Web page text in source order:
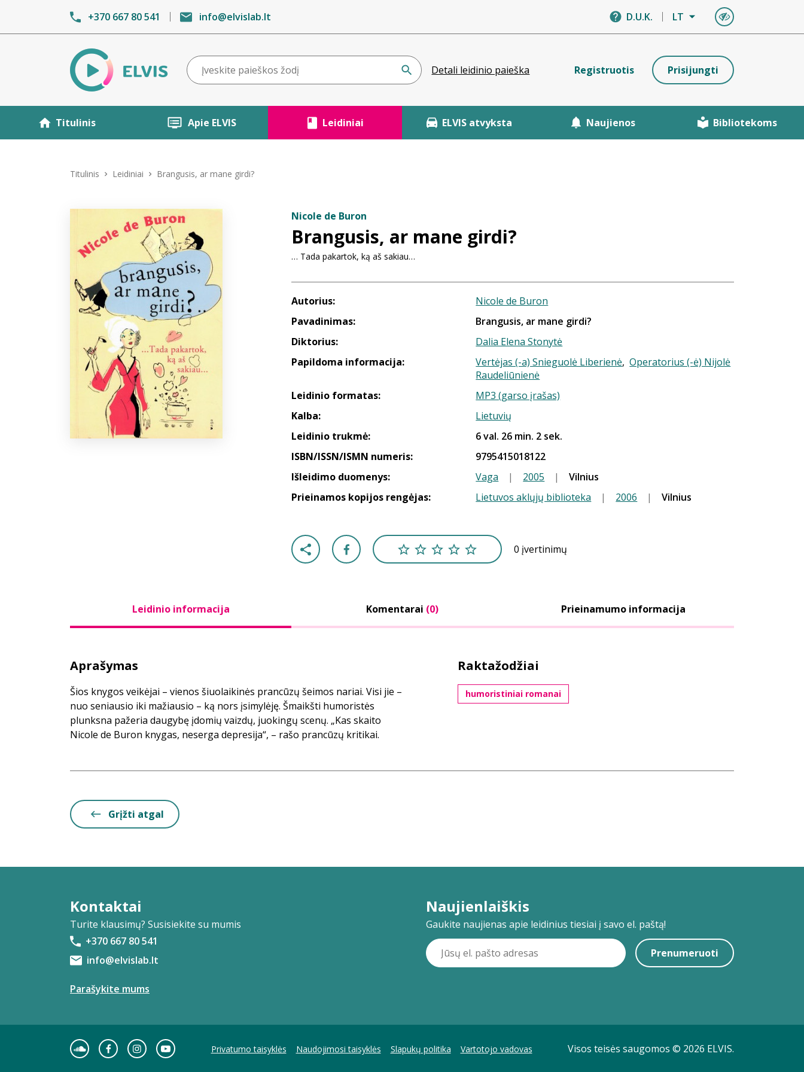
+370 667 80 541 info@elvislab.lt D.U.K. LT
Detali leidinio paieška Registruotis Prisijungti
Titulinis Apie ELVIS Leidiniai ELVIS atvyksta Naujienos Bibliotekoms
Titulinis Leidiniai Brangusis, ar mane girdi?
Nicole de Buron
Brangusis, ar mane girdi?
… Tada pakartok, ką aš sakiau…
Autorius:
Nicole de Buron
Pavadinimas:
Brangusis, ar mane girdi?
Diktorius:
Dalia Elena Stonytė
Papildoma informacija:
Vertėjas (-a) Snieguolė Liberienė,Operatorius (-ė) Nijolė
Raudeliūnienė
Leidinio formatas:
MP3 (garso įrašas)
Kalba:
Lietuvių
Leidinio trukmė:
6 val. 26 min. 2 sek.
ISBN/ISSN/ISMN numeris:
9795415018122
Išleidimo duomenys:
Vaga | 2005 |
Vilnius
Prieinamos kopijos rengėjas:
Lietuvos aklųjų biblioteka | 2006 | Vilnius
0 įvertinimų
Leidinio informacija Komentarai (0) Prieinamumo informacija
Aprašymas
Šios knygos veikėjai – vienos šiuolaikinės prancūzų šeimos nariai. Visi jie –
nuo seniausio iki mažiausio – ką nors įsimylėję. Šmaikšti humoristės
plunksna pažeria daugybę įdomių vaizdų, juokingų scenų. „Kas skaito
Nicole de Buron knygas, neserga depresija“, – rašo prancūzų kritikai.
Raktažodžiai
humoristiniai romanai
Grįžti atgal
Kontaktai
Turite klausimų? Susisiekite su mumis
+370 667 80 541
info@elvislab.lt
Parašykite mums
Naujienlaiškis
Gaukite naujienas apie leidinius tiesiai į savo el. paštą!
Prenumeruoti
Visos teisės saugomos © 2026 ELVIS.
Privatumo taisyklės Naudojimosi taisyklės Slapukų politika Vartotojo vadovas